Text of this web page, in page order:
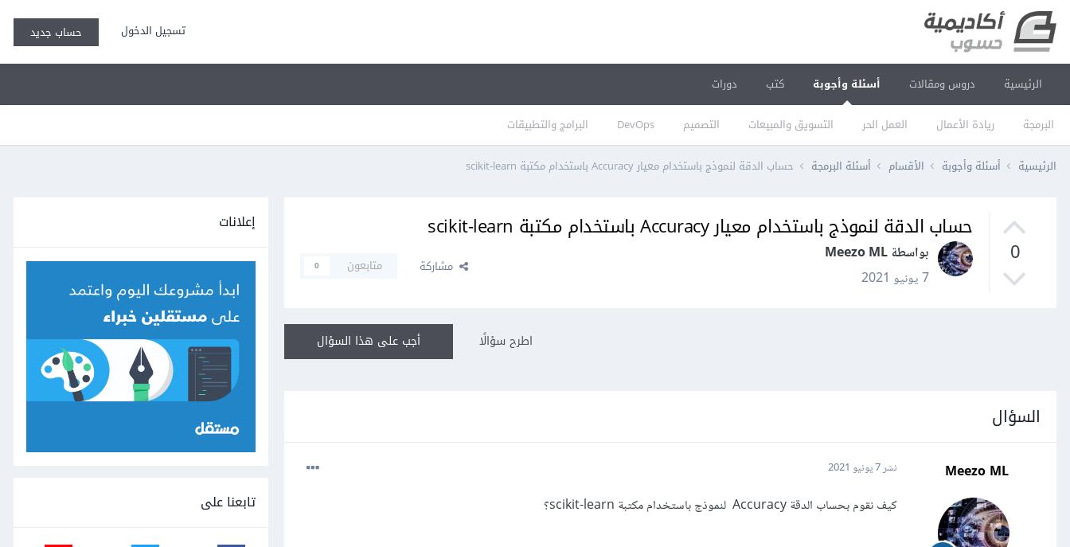
تسجيل الدخول حساب جديد
الرئيسية دروس ومقالات أسئلة وأجوبة
البرمجة ريادة الأعمال العمل الحر التسويق والمبيعات التصميم DevOps البرامج والتطبيقات
كتب دورات
الرئيسية أسئلة وأجوبة الأقسام أسئلة البرمجة حساب الدقة لنموذج باستخدام معيار Accuracy باستخدام مكتبة scikit-learn
0
حساب الدقة لنموذج باستخدام معيار Accuracy باستخدام مكتبة scikit-learn
بواسطة Meezo ML
7 يونيو 2021
مشاركة متابعون 0
أجب على هذا السؤال اطرح سؤالًا
السؤال
Meezo ML نشر7 يونيو 2021
كيف نقوم بحساب الدقة Accuracy لنموذج باستخدام مكتبة scikit-learn؟
إعلانات
تابعنا على